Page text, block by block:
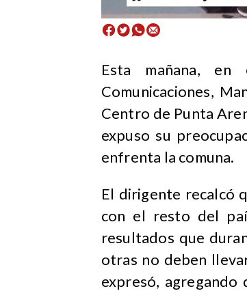
Esta mañana, en
Comunicaciones,
Centro de Punta
expuso su
enfrenta la comuna.
El dirigente recalcó
con el resto del
resultados que
otras no deben
expresó,